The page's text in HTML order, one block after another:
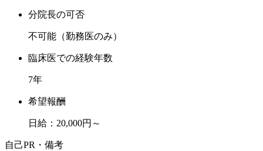
分院長の可否
不可能（勤務医のみ）
臨床医での経験年数
7年
希望報酬
日給：20,000円～
自己PR・備考